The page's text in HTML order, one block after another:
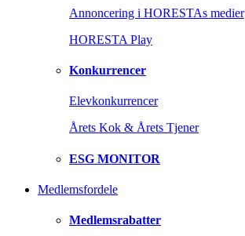
Annoncering i HORESTAs medier
HORESTA Play
Konkurrencer
Elevkonkurrencer
Årets Kok & Årets Tjener
ESG MONITOR
Medlemsfordele
Medlemsrabatter